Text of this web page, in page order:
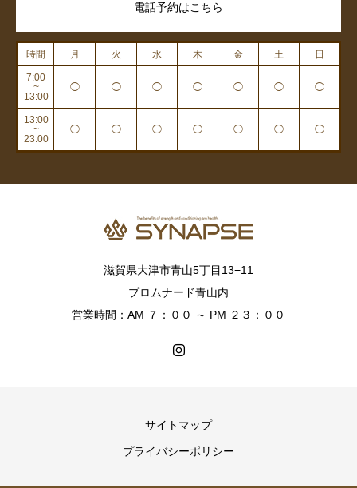
電話予約はこちら
時間 月 火 水 木 金 土 日
7:00
~
13:00
◯ ◯ ◯ ◯ ◯ ◯ ◯
13:00
~
23:00
◯ ◯ ◯ ◯ ◯ ◯ ◯
滋賀県大津市青山5丁目13−11
プロムナード青山内
営業時間：AM ７：００ ～ PM ２３：００
サイトマップ
プライバシーポリシー